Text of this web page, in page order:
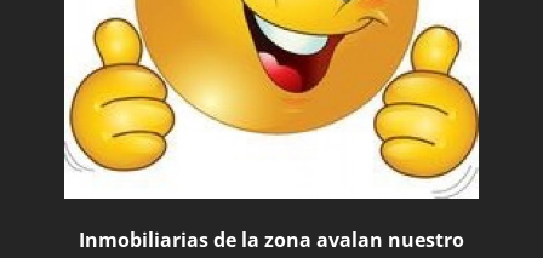
Inmobiliarias de la zona avalan nuestro